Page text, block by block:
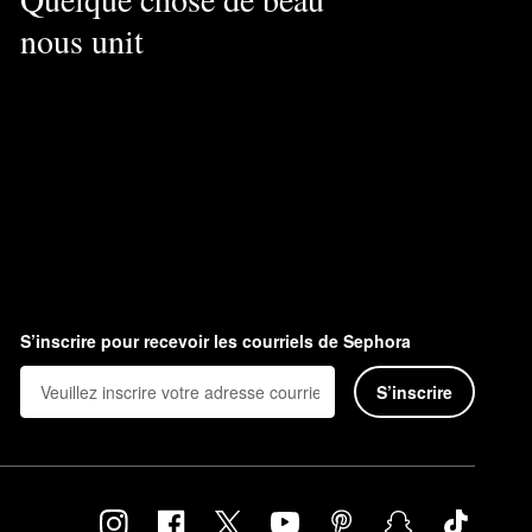
nous unit
S’inscrire pour recevoir les courriels de Sephora
S’inscrire